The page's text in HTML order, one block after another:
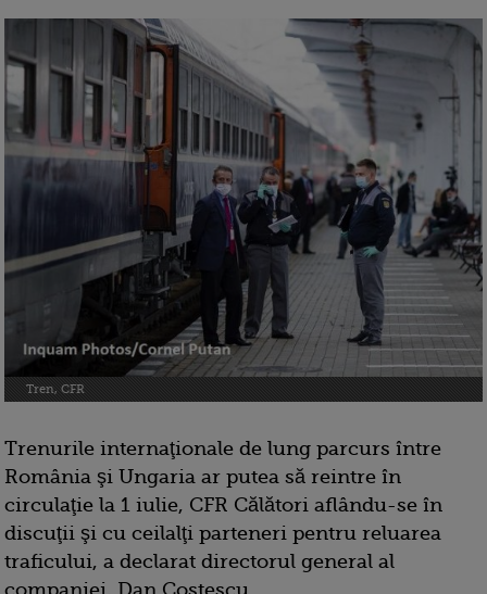
Tren, CFR
Trenurile internaţionale de lung parcurs între
România şi Ungaria ar putea să reintre în
circulaţie la 1 iulie, CFR Călători aflându-se în
discuţii şi cu ceilalţi parteneri pentru reluarea
traficului, a declarat directorul general al